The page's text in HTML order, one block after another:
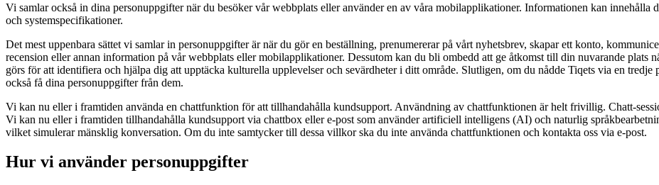
Vi samlar också in dina personuppgifter när du besöker vår webbplats eller använder en av våra mobilapplikationer. Informationen kan innehålla
och systemspecifikationer.
Det mest uppenbara sättet vi samlar in personuppgifter är när du gör en beställning, prenumererar på vårt nyhetsbrev, skapar ett konto,
recension eller annan information på vår webbplats eller mobilapplikationer. Dessutom kan du bli ombedd att ge åtkomst till din nuvarande plats
görs för att identifiera och hjälpa dig att upptäcka kulturella upplevelser och sevärdheter i ditt område. Slutligen, om du nådde Tiqets via en
också få dina personuppgifter från dem.
Vi kan nu eller i framtiden använda en chattfunktion för att tillhandahålla kundsupport. Användning av chattfunktionen är helt frivillig. Chatt-
Vi kan nu eller i framtiden tillhandahålla kundsupport via chattbox eller e-post som använder artificiell intelligens (AI) och naturlig
vilket simulerar mänsklig konversation. Om du inte samtycker till dessa villkor ska du inte använda chattfunktionen och kontakta oss via e-post.
Hur vi använder personuppgifter